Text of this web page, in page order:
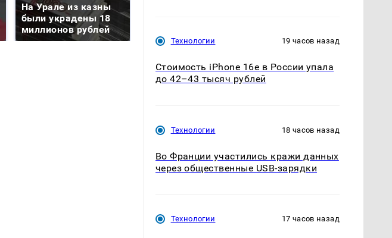
На Урале из казны
были украдены 18
миллионов рублей
Технологии 19 часов назад
Стоимость iPhone 16e в России упала
до 42–43 тысяч рублей
Технологии 18 часов назад
Во Франции участились кражи данных
через общественные USB-зарядки
Технологии 17 часов назад